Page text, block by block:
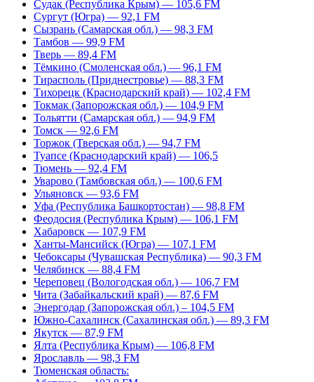
Судак (Республика Крым) — 105,6 FM
Сургут (Югра) — 92,1 FM
Сызрань (Самарская обл.) — 98,3 FM
Тамбов — 99,9 FM
Тверь — 89,4 FM
Тёмкино (Смоленская обл.) — 96,1 FM
Тирасполь (Приднестровье) — 88,3 FM
Тихорецк (Краснодарский край) — 102,4 FM
Токмак (Запорожская обл.) — 104,9 FM
Тольятти (Самарская обл.) — 94,9 FM
Томск — 92,6 FM
Торжок (Тверская обл.) — 94,7 FM
Туапсе (Краснодарский край) — 106,5
Тюмень — 92,4 FM
Уварово (Тамбовская обл.) — 100,6 FM
Ульяновск — 93,6 FM
Уфа (Республика Башкортостан) — 98,8 FM
Феодосия (Республика Крым) — 106,1 FM
Хабаровск — 107,9 FM
Ханты-Мансийск (Югра) — 107,1 FM
Чебоксары (Чувашская Республика) — 90,3 FM
Челябинск — 88,4 FM
Череповец (Вологодская обл.) — 106,7 FM
Чита (Забайкальский край) — 87,6 FM
Энергодар (Запорожская обл.) – 104,5 FM
Южно-Сахалинск (Сахалинская обл.) — 89,3 FM
Якутск — 87,9 FM
Ялта (Республика Крым) — 106,8 FM
Ярославль — 98,3 FM
Тюменская область: